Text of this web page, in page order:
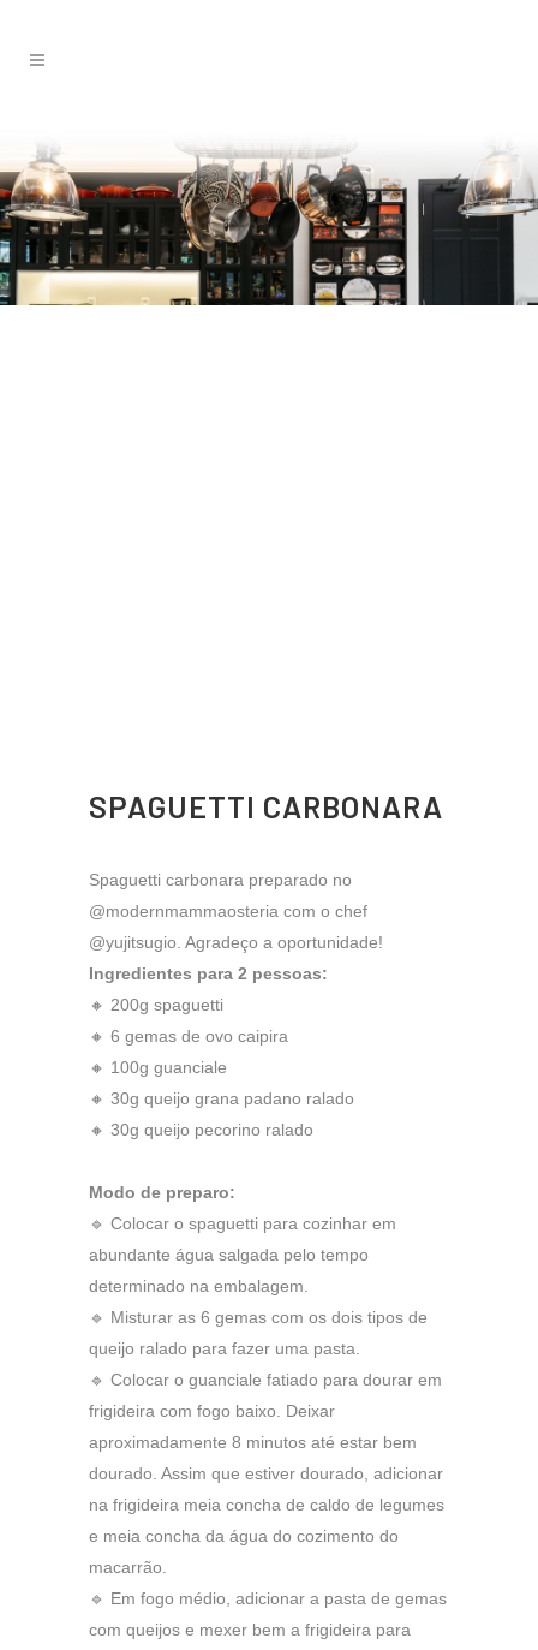
SPAGUETTI CARBONARA
Spaguetti carbonara preparado no
@modernmammaosteria com o chef
@yujitsugio. Agradeço a oportunidade!
Ingredientes para 2 pessoas:
🔸 200g spaguetti
🔸 6 gemas de ovo caipira
🔸 100g guanciale
🔸 30g queijo grana padano ralado
🔸 30g queijo pecorino ralado
Modo de preparo:
🔹 Colocar o spaguetti para cozinhar em
abundante água salgada pelo tempo
determinado na embalagem.
🔹 Misturar as 6 gemas com os dois tipos de
queijo ralado para fazer uma pasta.
🔹 Colocar o guanciale fatiado para dourar em
frigideira com fogo baixo. Deixar
aproximadamente 8 minutos até estar bem
dourado. Assim que estiver dourado, adicionar
na frigideira meia concha de caldo de legumes
e meia concha da água do cozimento do
macarrão.
🔹 Em fogo médio, adicionar a pasta de gemas
com queijos e mexer bem a frigideira para